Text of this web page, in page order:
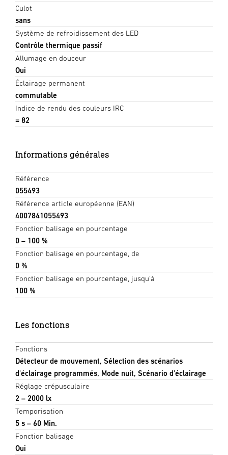
Culot
sans
Système de refroidissement des LED
Contrôle thermique passif
Allumage en douceur
Oui
Éclairage permanent
commutable
Indice de rendu des couleurs IRC
= 82
Informations générales
Référence
055493
Référence article européenne (EAN)
4007841055493
Fonction balisage en pourcentage
0 – 100 %
Fonction balisage en pourcentage, de
0 %
Fonction balisage en pourcentage, jusqu'à
100 %
Les fonctions
Fonctions
Détecteur de mouvement, Sélection des scénarios
d'éclairage programmés, Mode nuit, Scénario d'éclairage
Réglage crépusculaire
2 – 2000 lx
Temporisation
5 s – 60 Min.
Fonction balisage
Oui